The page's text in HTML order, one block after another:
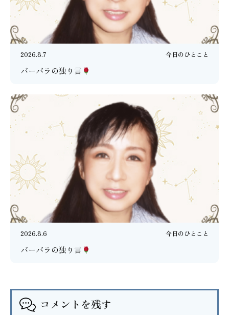
2026.8.7 今日のひとこと
バーバラの独り言
2026.8.6 今日のひとこと
バーバラの独り言
コメントを残す